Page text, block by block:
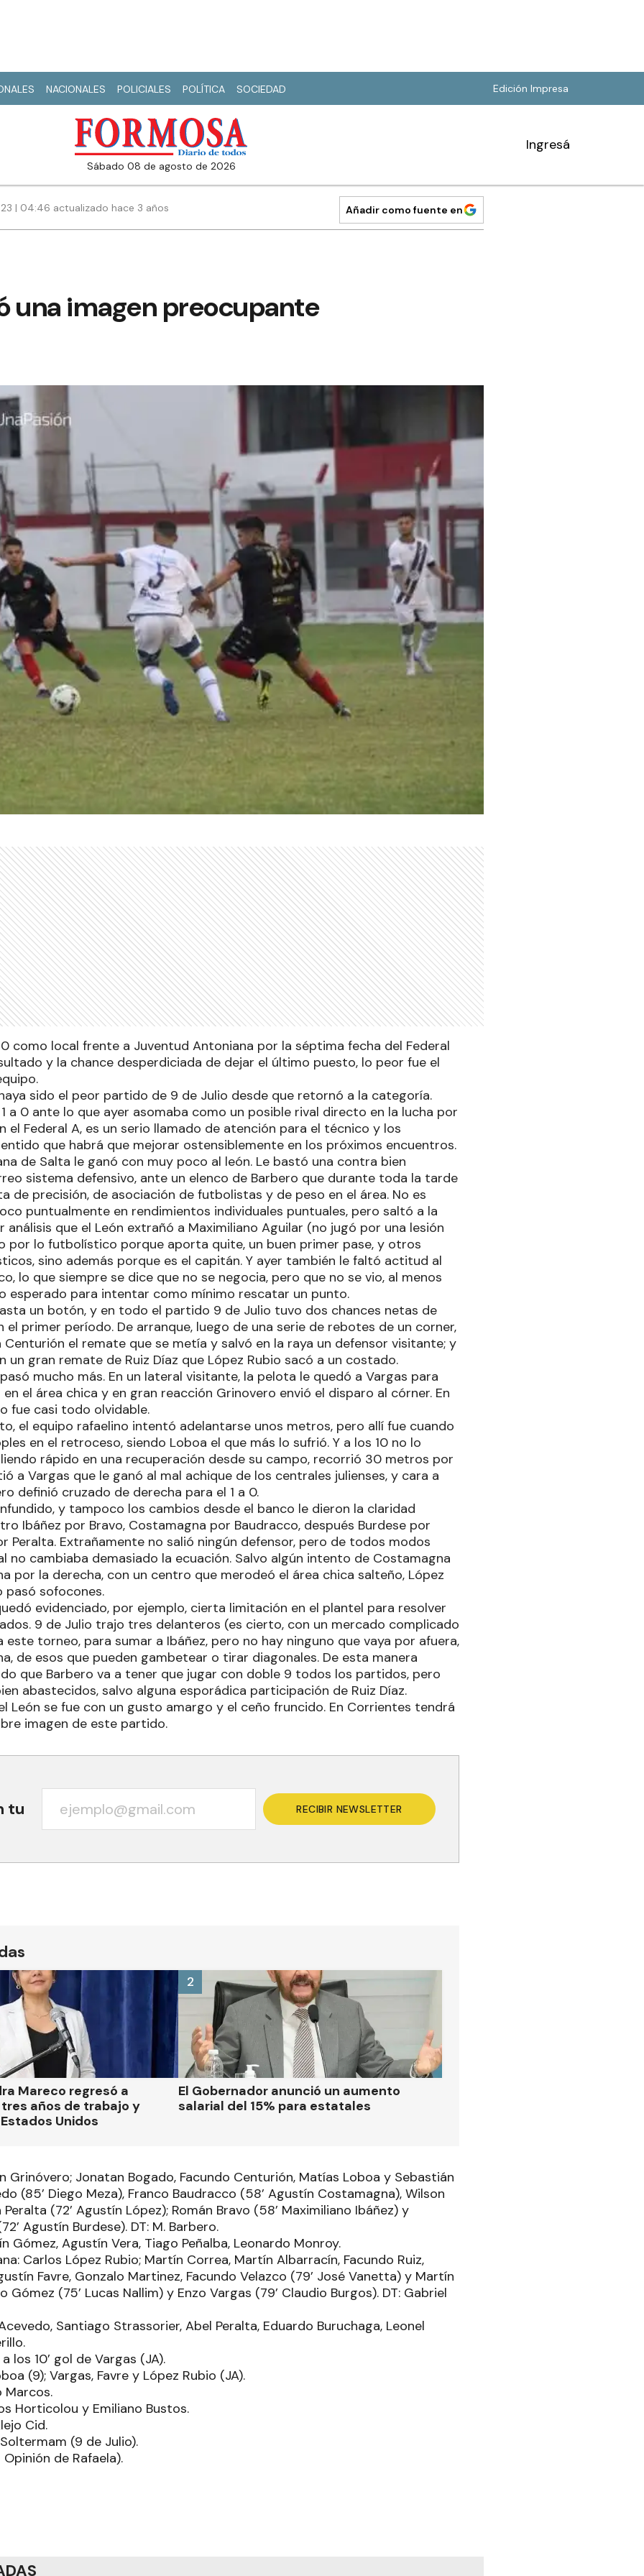
NACIONALES POLICIALES POLÍTICA SOCIEDAD Edición Impresa
sábado 08 de agosto de 2026
Ingresá
| 04:46 actualizado hace 3 años Añadir como fuente en
una imagen preocupante
0 como local frente a Juventud Antoniana por la séptima fecha del Federal
y la chance desperdiciada de dejar el último puesto, lo peor fue el
sido el peor partido de 9 de Julio desde que retornó a la categoría.
a 0 ante lo que ayer asomaba como un posible rival directo en la lucha por
el Federal A, es un serio llamado de atención para el técnico y los
que habrá que mejorar ostensiblemente en los próximos encuentros.
de Salta le ganó con muy poco al león. Le bastó una contra bien
sistema defensivo, ante un elenco de Barbero que durante toda la tarde
de precisión, de asociación de futbolistas y de peso en el área. No es
puntualmente en rendimientos individuales puntuales, pero saltó a la
análisis que el León extrañó a Maximiliano Aguilar (no jugó por una lesión
por lo futbolístico porque aporta quite, un buen primer pase, y otros
sino además porque es el capitán. Y ayer también le faltó actitud al
lo que siempre se dice que no se negocia, pero que no se vio, al menos
esperado para intentar como mínimo rescatar un punto.
un botón, y en todo el partido 9 de Julio tuvo dos chances netas de
el primer período. De arranque, luego de una serie de rebotes de un corner,
el remate que se metía y salvó en la raya un defensor visitante; y
un gran remate de Ruiz Díaz que López Rubio sacó a un costado.
mucho más. En un lateral visitante, la pelota le quedó a Vargas para
el área chica y en gran reacción Grinovero envió el disparo al córner. En
fue casi todo olvidable.
el equipo rafaelino intentó adelantarse unos metros, pero allí fue cuando
en el retroceso, siendo Loboa el que más lo sufrió. Y a los 10 no lo
rápido en una recuperación desde su campo, recorrió 30 metros por
a Vargas que le ganó al mal achique de los centrales julienses, y cara a
definió cruzado de derecha para el 1 a 0.
y tampoco los cambios desde el banco le dieron la claridad
Ibáñez por Bravo, Costamagna por Baudracco, después Burdese por
Peralta. Extrañamente no salió ningún defensor, pero de todos modos
no cambiaba demasiado la ecuación. Salvo algún intento de Costamagna
por la derecha, con un centro que merodeó el área chica salteño, López
pasó sofocones.
evidenciado, por ejemplo, cierta limitación en el plantel para resolver
9 de Julio trajo tres delanteros (es cierto, con un mercado complicado
torneo, para sumar a Ibáñez, pero no hay ninguno que vaya por afuera,
de esos que pueden gambetear o tirar diagonales. De esta manera
que Barbero va a tener que jugar con doble 9 todos los partidos, pero
abastecidos, salvo alguna esporádica participación de Ruiz Díaz.
León se fue con un gusto amargo y el ceño fruncido. En Corrientes tendrá
imagen de este partido.
tu RECIBIR NEWSLETTER
Mareco regresó a
años de trabajo y
Unidos
El Gobernador anunció un aumento
salarial del 15% para estatales
2
Grinóvero; Jonatan Bogado, Facundo Centurión, Matías Loboa y Sebastián
(85’ Diego Meza), Franco Baudracco (58’ Agustín Costamagna), Wilson
Peralta (72’ Agustín López); Román Bravo (58’ Maximiliano Ibáñez) y
Agustín Burdese). DT: M. Barbero.
Gómez, Agustín Vera, Tiago Peñalba, Leonardo Monroy.
Carlos López Rubio; Martín Correa, Martín Albarracín, Facundo Ruiz,
Favre, Gonzalo Martinez, Facundo Velazco (79’ José Vanetta) y Martín
Gómez (75’ Lucas Nallim) y Enzo Vargas (79’ Claudio Burgos). DT: Gabriel
Santiago Strassorier, Abel Peralta, Eduardo Buruchaga, Leonel
los 10’ gol de Vargas (JA).
(9); Vargas, Favre y López Rubio (JA).
Marcos.
Horticolou y Emiliano Bustos.
Cid.
(9 de Julio).
de Rafaela).